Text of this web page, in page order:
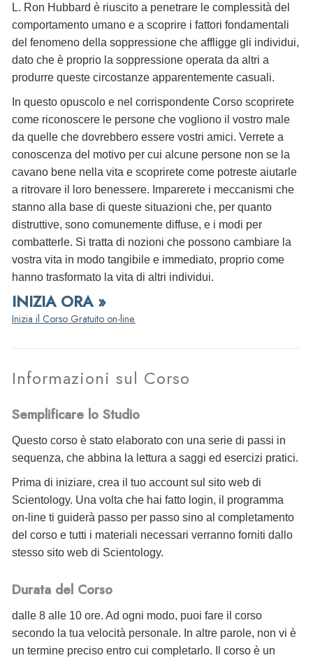
L. Ron Hubbard è riuscito a penetrare le complessità del
comportamento umano e a scoprire i fattori fondamentali
del fenomeno della soppressione che affligge gli individui,
dato che è proprio la soppressione operata da altri a
produrre queste circostanze apparentemente casuali.
In questo opuscolo e nel corrispondente Corso scoprirete
come riconoscere le persone che vogliono il vostro male
da quelle che dovrebbero essere vostri amici. Verrete a
conoscenza del motivo per cui alcune persone non se la
cavano bene nella vita e scoprirete come potreste aiutarle
a ritrovare il loro benessere. Imparerete i meccanismi che
stanno alla base di queste situazioni che, per quanto
distruttive, sono comunemente diffuse, e i modi per
combatterle. Si tratta di nozioni che possono cambiare la
vostra vita in modo tangibile e immediato, proprio come
hanno trasformato la vita di altri individui.
INIZIA ORA »
Inizia il Corso Gratuito on-line.
Informazioni sul Corso
Semplificare lo Studio
Questo corso è stato elaborato con una serie di passi in
sequenza, che abbina la lettura a saggi ed esercizi pratici.
Prima di iniziare, crea il tuo account sul sito web di
Scientology. Una volta che hai fatto login, il programma
on-line ti guiderà passo per passo sino al completamento
del corso e tutti i materiali necessari verranno forniti dallo
stesso sito web di Scientology.
Durata del Corso
dalle 8 alle 10 ore. Ad ogni modo, puoi fare il corso
secondo la tua velocità personale. In altre parole, non vi è
un termine preciso entro cui completarlo. Il corso è un